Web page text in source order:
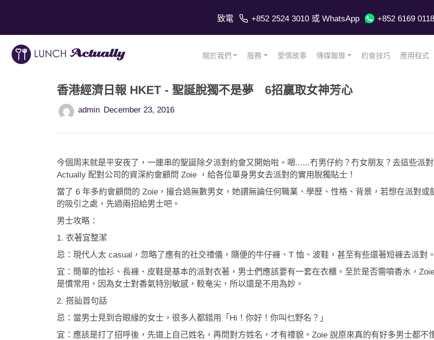
致電 +852 2524 3010或 WhatsApp +852 6169 0118
關於我們 服務 愛情故事 傳媒報導 約會技巧 應用程式
香港經濟日報 HKET - 聖誕脫獨不是夢 6招贏取女神芳心
admin December 23, 2016
今個周末就是平安夜了，一連串的聖誕除夕派對約會又開始啦。嗯......冇男仔約？冇女朋友？去這些派
Actually 配對公司的資深約會顧問 Zoie ，給各位單身男女去派對的實用脫獨貼士！
當了 6 年多約會顧問的 Zoie，撮合過無數男女，她謂無論任何職業、學歷、性格、背景，若想在派對
的吸引之處，先過兩招給男士吧。
男士攻略：
1. 衣著宜整潔
忌：現代人太 casual，忽略了應有的社交禮儀，隨便的牛仔褲、T 恤、波鞋，甚至有些還著短褲去派對
宜：簡單的恤衫、長褲、皮鞋是基本的派對衣著，男士們應該要有一套在衣櫃。至於是否需噴香水，
是慣常用，因為女士對香氣特別敏感，較奄尖，所以還是不用為妙。
2. 搭訕首句話
忌：當男士見到合眼緣的女士，很多人都錯用「Hi！你好！你叫乜野名？」
宜：應該是打了招呼後，先道上自己姓名，再問對方姓名，才有禮貌。Zoie 說原來真的有好多男士都不